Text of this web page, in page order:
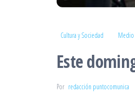
Cultura y Sociedad Medio
Este
Por redacción puntocomunica